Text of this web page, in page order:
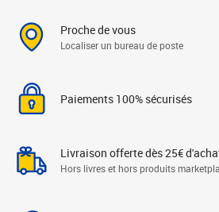
Proche de vous
Localiser un bureau de poste
Paiements 100% sécurisés
Livraison offerte dès 25€
Hors livres et hors produits